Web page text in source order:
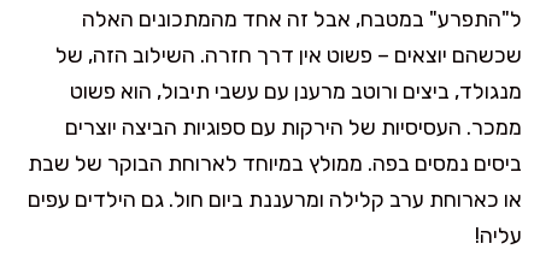
ל"התפרע" במטבח, אבל זה אחד מהמתכונים האלה
שכשהם יוצאים – פשוט אין דרך חזרה. השילוב הזה, של
מנגולד, ביצים ורוטב מרענן עם עשבי תיבול, הוא פשוט
ממכר. העסיסיות של הירקות עם ספוגיות הביצה יוצרים
ביסים נמסים בפה. ממולץ במיוחד לארוחת הבוקר של שבת
או כארוחת ערב קלילה ומרעננת ביום חול. גם הילדים עפים
עליה!